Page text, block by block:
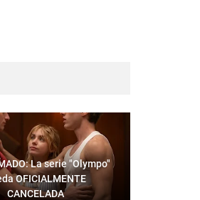
La serie "Olympo"
OFICIALMENTE
CANCELADA